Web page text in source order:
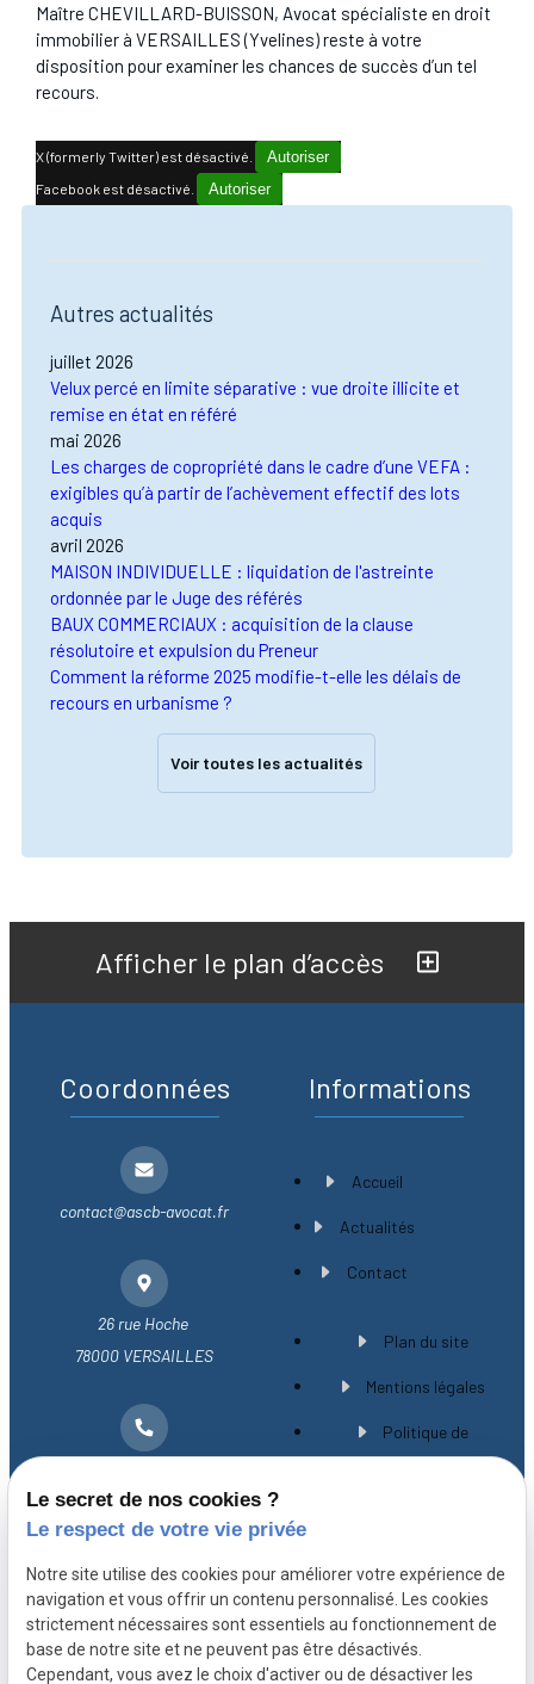
Maître CHEVILLARD-BUISSON, Avocat spécialiste en droit
immobilier à VERSAILLES (Yvelines) reste à votre
disposition pour examiner les chances de succès d’un tel
recours.
X (formerly Twitter) est désactivé. Autoriser
Facebook est désactivé. Autoriser
Autres actualités
juillet 2026
Velux percé en limite séparative : vue droite illicite et
remise en état en référé
mai 2026
Les charges de copropriété dans le cadre d’une VEFA :
exigibles qu’à partir de l’achèvement effectif des lots
acquis
avril 2026
MAISON INDIVIDUELLE : liquidation de l'astreinte
ordonnée par le Juge des référés
BAUX COMMERCIAUX : acquisition de la clause
résolutoire et expulsion du Preneur
Comment la réforme 2025 modifie-t-elle les délais de
recours en urbanisme ?
Voir toutes les actualités
Afficher le plan d’accès
Coordonnées
contact@ascb-avocat.fr
26 rue Hoche
78000 VERSAILLES
Informations
Accueil
Actualités
Contact
Plan du site
Mentions légales
Politique de
A propos
Avocat spécialiste en droit immobilier à
Versailles, Maître CHEVILLARD-BUISSON vous
Le secret de nos cookies ?
Le respect de votre vie privée
Notre site utilise des cookies pour améliorer votre expérience de
navigation et vous offrir un contenu personnalisé. Les cookies
strictement nécessaires sont essentiels au fonctionnement de
base de notre site et ne peuvent pas être désactivés.
Cependant, vous avez le choix d'activer ou de désactiver les